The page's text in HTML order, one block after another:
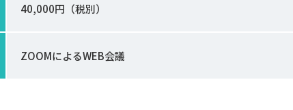
40,000円（税別）
ZOOMによるWEB会議